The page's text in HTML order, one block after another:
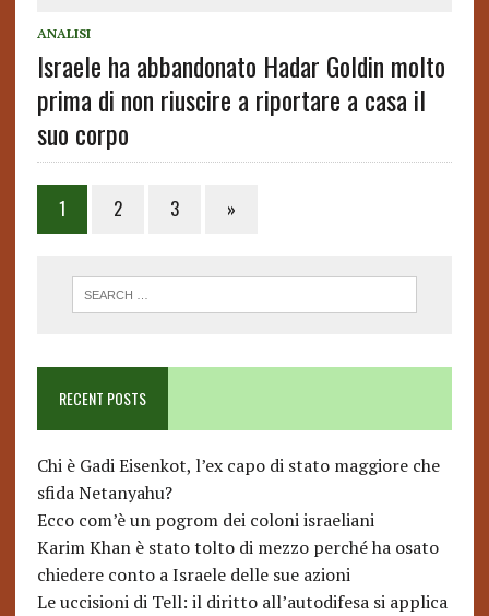
ANALISI
Israele ha abbandonato Hadar Goldin molto
prima di non riuscire a riportare a casa il
suo corpo
Posts
pagination
1 2 3 »
RECENT POSTS
Chi è Gadi Eisenkot, l’ex capo di stato maggiore che
sfida Netanyahu?
Ecco com’è un pogrom dei coloni israeliani
Karim Khan è stato tolto di mezzo perché ha osato
chiedere conto a Israele delle sue azioni
Le uccisioni di Tell: il diritto all’autodifesa si applica